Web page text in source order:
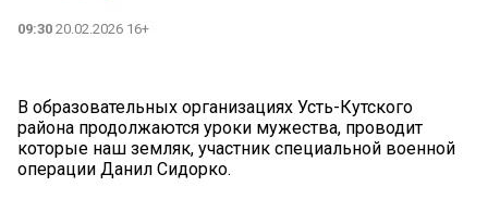
09:30 20.02.2026 16+
В образовательных организациях Усть-Кутского
района продолжаются уроки мужества, проводит
которые наш земляк, участник специальной военной
операции Данил Сидорко.